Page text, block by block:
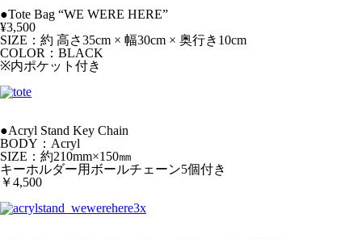
●Tote Bag “WE WERE HERE”
¥3,500
SIZE：約 高さ35cm × 幅30cm × 奥行き10cm
COLOR：BLACK
※内ポケット付き
●Acryl Stand Key Chain
BODY：Acryl
SIZE：約210mm×150㎜
キーホルダー用ボールチェーン5個付き
￥4,500